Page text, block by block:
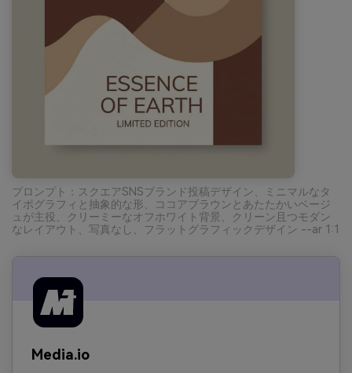
プロンプト：スクエアSNSブランド投稿デザイン、ミニマルなタ
イポグラフィと抽象的な形、ココアブラウンとあたたかいベージ
ュが主役、クリーミーなオフホワイト背景、クリーン且つモダン
なレイアウト、写真なし、フラットグラフィックデザイン --ar 1:1
Media.io